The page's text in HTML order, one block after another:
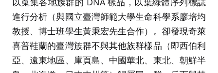
進行分析（與國立臺灣師範大學生命科學系廖培均
教授、博士班學生黃秉宏先生合作）。卻發現奇萊
喜普鞋蘭的臺灣族群不與其他族群樣品（即西伯利
亞、遠東地區、庫頁島、中國華北、東北、朝鮮半